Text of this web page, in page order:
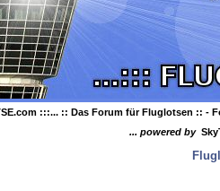
:::... :: Das Forum für Fluglotsen :: -
... powered by